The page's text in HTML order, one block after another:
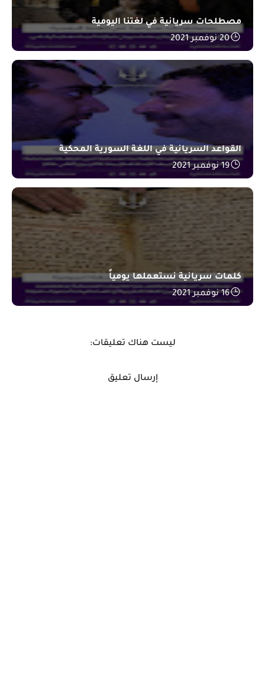
مصطلحات سريانية في لغتنا اليومية
20 نوفمبر 2021
القواعد السريانية في اللغة السورية المحكية
19 نوفمبر 2021
كلمات سريانية نستعملها يومياً
16 نوفمبر 2021
ليست هناك تعليقات:
إرسال تعليق